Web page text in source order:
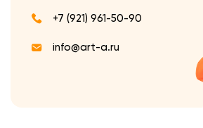
+7 (921) 961-50-90
info@art-a.ru